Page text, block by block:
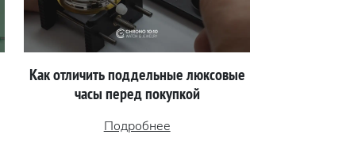
Как отличить поддельные люксовые
часы перед покупкой
Подробнее